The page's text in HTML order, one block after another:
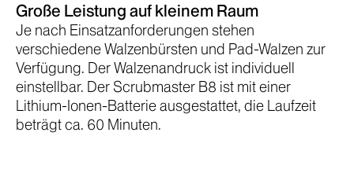
Große Leistung auf kleinem Raum
Je nach Einsatzanforderungen stehen
verschiedene Walzenbürsten und Pad-Walzen zur
Verfügung. Der Walzenandruck ist individuell
einstellbar. Der Scrubmaster B8 ist mit einer
Lithium-Ionen-Batterie ausgestattet, die Laufzeit
beträgt ca. 60 Minuten.